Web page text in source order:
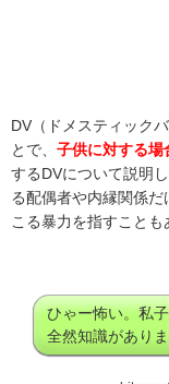
DV（ドメスティック
とで、 子供に対する場
するDVについて説明
る配偶者や内縁関係
こる暴力を指すことも
ひゃー怖い。私
全然知識がありま